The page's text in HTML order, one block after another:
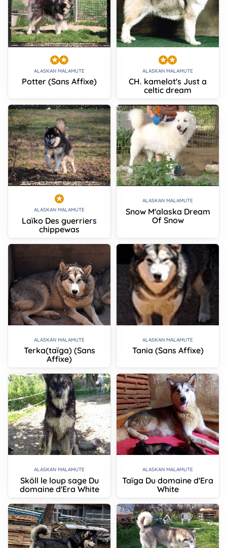
ALASKAN MALAMUTE
Potter (Sans Affixe)
ALASKAN MALAMUTE
CH. kamelot's Just a
celtic dream
ALASKAN MALAMUTE
Laïko Des guerriers
chippewas
ALASKAN MALAMUTE
Snow M'alaska Dream
Of Snow
ALASKAN MALAMUTE
Terka(taïga) (Sans
Affixe)
ALASKAN MALAMUTE
Tania (Sans Affixe)
ALASKAN MALAMUTE
Sköll le loup sage Du
domaine d'Era White
ALASKAN MALAMUTE
Taïga Du domaine d'Era
White